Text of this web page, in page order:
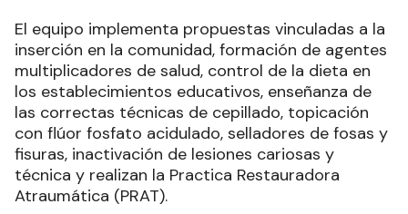
El equipo implementa propuestas vinculadas a la
inserción en la comunidad, formación de agentes
multiplicadores de salud, control de la dieta en
los establecimientos educativos, enseñanza de
las correctas técnicas de cepillado, topicación
con flúor fosfato acidulado, selladores de fosas y
fisuras, inactivación de lesiones cariosas y
técnica y realizan la Practica Restauradora
Atraumática (PRAT).